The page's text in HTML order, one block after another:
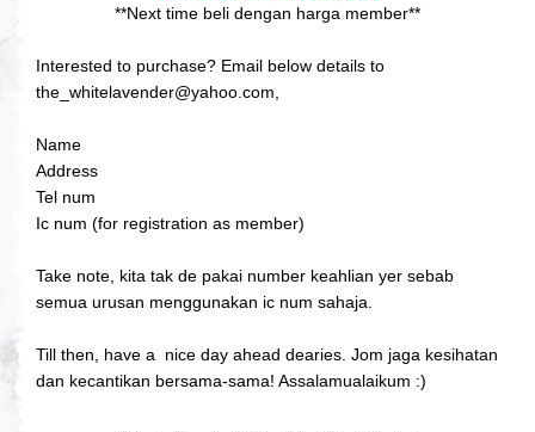
**Next time beli dengan harga member**
Interested to purchase? Email below details to
the_whitelavender@yahoo.com,
Name
Address
Tel num
Ic num (for registration as member)
Take note, kita tak de pakai number keahlian yer sebab
semua urusan menggunakan ic num sahaja.
Till then, have a nice day ahead dearies. Jom jaga kesihatan
dan kecantikan bersama-sama! Assalamualaikum :)